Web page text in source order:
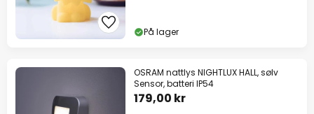
På lager
OSRAM nattlys NIGHTLUX HALL, sølv
Sensor, batteri IP54
179,00 kr